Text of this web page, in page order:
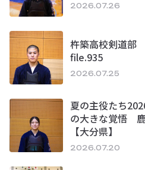
2026.07.26
杵築高校剣道部
file.935
2026.07.25
夏の主役たち
の大きな覚悟
【大分県】
2026.07.20